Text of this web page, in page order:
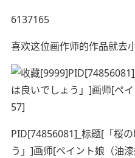
6137165
喜欢这位画作师的作品就去
PID[74856081]_标题[「桜
う」]画师[ペイント娘（油